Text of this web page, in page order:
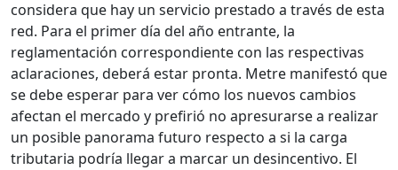
considera que hay un servicio prestado a través de esta
red. Para el primer día del año entrante, la
reglamentación correspondiente con las respectivas
aclaraciones, deberá estar pronta. Metre manifestó que
se debe esperar para ver cómo los nuevos cambios
afectan el mercado y prefirió no apresurarse a realizar
un posible panorama futuro respecto a si la carga
tributaria podría llegar a marcar un desincentivo. El